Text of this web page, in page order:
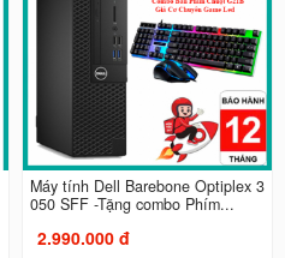
Máy tính Dell Barebone Optiplex 3
050 SFF -Tặng combo Phím...
2.990.000 đ